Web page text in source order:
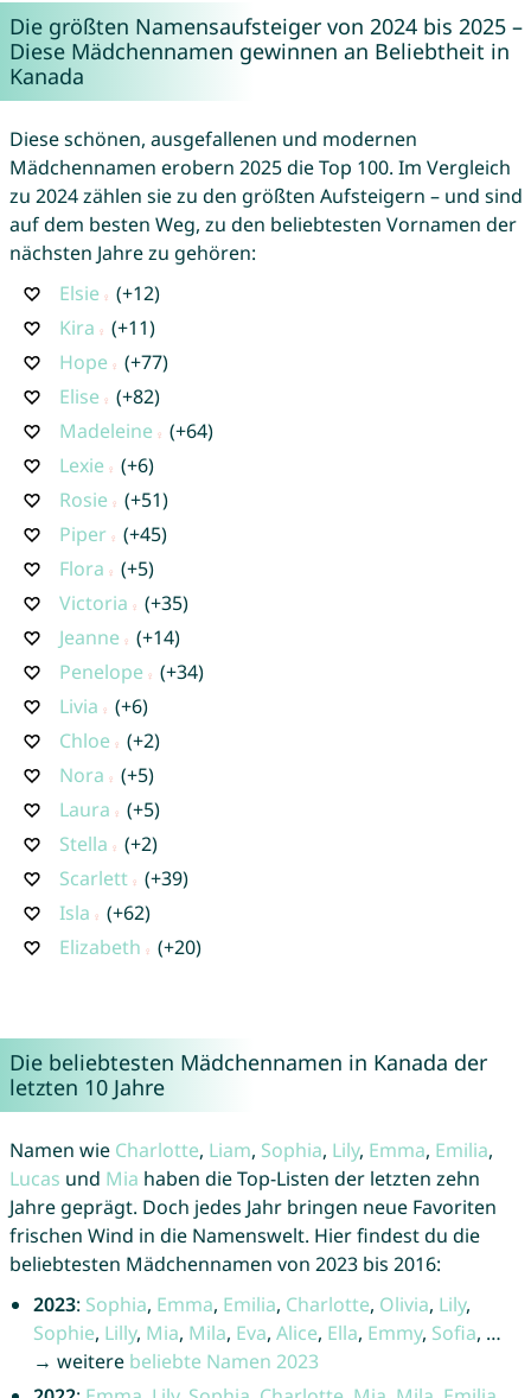
Die größten Namensaufsteiger von 2024 bis 2025 –
Diese Mädchennamen gewinnen an Beliebtheit in
Kanada
Diese schönen, ausgefallenen und modernen
Mädchennamen erobern 2025 die Top 100. Im Vergleich
zu 2024 zählen sie zu den größten Aufsteigern – und sind
auf dem besten Weg, zu den beliebtesten Vornamen der
nächsten Jahre zu gehören:
Elsie
(+12)
Kira
(+11)
Hope
(+77)
Elise
(+82)
Madeleine
(+64)
Lexie
(+6)
Rosie
(+51)
Piper
(+45)
Flora
(+5)
Victoria
(+35)
Jeanne
(+14)
Penelope
(+34)
Livia
(+6)
Chloe
(+2)
Nora
(+5)
Laura
(+5)
Stella
(+2)
Scarlett
(+39)
Isla
(+62)
Elizabeth
(+20)
Die beliebtesten Mädchennamen in Kanada der
letzten 10 Jahre
Namen wie Charlotte, Liam, Sophia, Lily, Emma, Emilia,
Lucas und Mia haben die Top-Listen der letzten zehn
Jahre geprägt. Doch jedes Jahr bringen neue Favoriten
frischen Wind in die Namenswelt. Hier findest du die
beliebtesten Mädchennamen von 2023 bis 2016:
2023: Sophia, Emma, Emilia, Charlotte, Olivia, Lily,
Sophie, Lilly, Mia, Mila, Eva, Alice, Ella, Emmy, Sofia, …
→ weitere beliebte Namen 2023